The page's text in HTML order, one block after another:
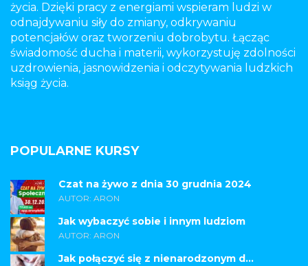
życia. Dzięki pracy z energiami wspieram ludzi w
odnajdywaniu siły do zmiany, odkrywaniu
potencjałów oraz tworzeniu dobrobytu. Łącząc
świadomość ducha i materii, wykorzystuję zdolności
uzdrowienia, jasnowidzenia i odczytywania ludzkich
ksiąg życia.
POPULARNE KURSY
Czat na żywo z dnia 30 grudnia 2024
AUTOR: ARON
Jak wybaczyć sobie i innym ludziom
AUTOR: ARON
Jak połączyć się z nienarodzonym d...